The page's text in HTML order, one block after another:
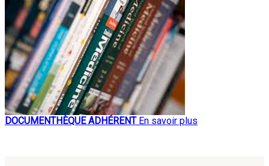
DOCUMENTHÈQUE ADHÉRENT En savoir plus